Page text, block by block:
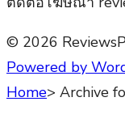
© 2026
Powered by
Home> Archive